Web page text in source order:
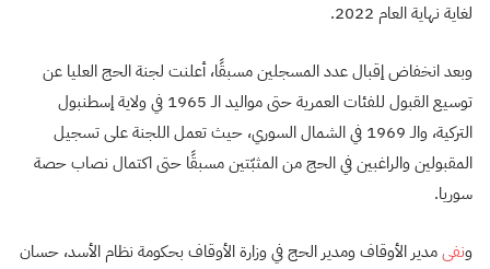
لغاية نهاية العام 2022.
وبعد انخفاض إقبال عدد المسجلين مسبقًا، أعلنت لجنة الحج العليا عن
توسيع القبول للفئات العمرية حتى مواليد الـ 1965 في ولاية إسطنبول
التركية، والـ 1969 في الشمال السوري، حيث تعمل اللجنة على تسجيل
المقبولين والراغبين في الحج من المثبّتين مسبقًا حتى اكتمال نصاب حصة
سوريا.
ونفىمدير الأوقاف ومدير الحج في وزارة الأوقاف بحكومة نظام الأسد، حسان